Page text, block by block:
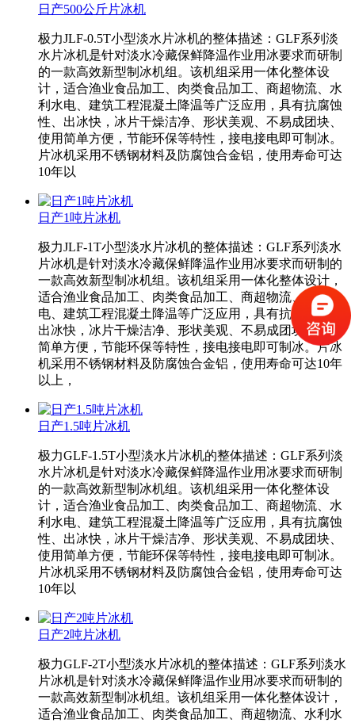
日产500公斤片冰机
极力JLF-0.5T小型淡水片冰机的整体描述：GLF系列淡
水片冰机是针对淡水冷藏保鲜降温作业用冰要求而研制
的一款高效新型制冰机组。该机组采用一体化整体设
计，适合渔业食品加工、肉类食品加工、商超物流、水
利水电、建筑工程混凝土降温等广泛应用，具有抗腐蚀
性、出冰快，冰片干燥洁净、形状美观、不易成团块、
使用简单方便，节能环保等特性，接电接电即可制冰。
片冰机采用不锈钢材料及防腐蚀合金铝，使用寿命可达
10年以
日产1吨片冰机
极力JLF-1T小型淡水片冰机的整体描述：GLF系列淡水
片冰机是针对淡水冷藏保鲜降温作业用冰要求而研制的
一款高效新型制冰机组。该机组采用一体化整体设计，
适合渔业食品加工、肉类食品加工、商超物流、水利水
电、建筑工程混凝土降温等广泛应用，具有抗腐蚀性、
出冰快，冰片干燥洁净、形状美观、不易成团块、使用
简单方便，节能环保等特性，接电接电即可制冰。片冰
机采用不锈钢材料及防腐蚀合金铝，使用寿命可达10年
以上，
日产1.5吨片冰机
极力GLF-1.5T小型淡水片冰机的整体描述：GLF系列淡
水片冰机是针对淡水冷藏保鲜降温作业用冰要求而研制
的一款高效新型制冰机组。该机组采用一体化整体设
计，适合渔业食品加工、肉类食品加工、商超物流、水
利水电、建筑工程混凝土降温等广泛应用，具有抗腐蚀
性、出冰快，冰片干燥洁净、形状美观、不易成团块、
使用简单方便，节能环保等特性，接电接电即可制冰。
片冰机采用不锈钢材料及防腐蚀合金铝，使用寿命可达
10年以
日产2吨片冰机
极力GLF-2T小型淡水片冰机的整体描述：GLF系列淡水
片冰机是针对淡水冷藏保鲜降温作业用冰要求而研制的
一款高效新型制冰机组。该机组采用一体化整体设计，
适合渔业食品加工、肉类食品加工、商超物流、水利水